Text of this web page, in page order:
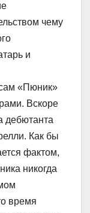
чему
и
«Пюник»
Вскоре
дебютанта
Как бы
фактом,
никогда
время